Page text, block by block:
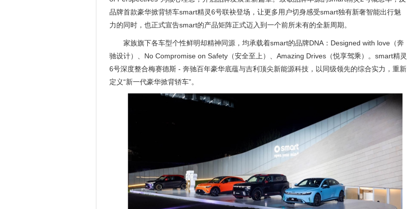
品牌首款豪华掀背轿车smart精灵6号联袂登场，让更多用户切身感受smart独有新奢智能出行魅
力的同时，也正式宣告smart的产品矩阵正式迈入到一个前所未有的全新周期。
家族旗下各车型个性鲜明却精神同源，均承载着smart的品牌DNA：Designed with love（奔
驰设计）、No Compromise on Safety（安全至上）、Amazing Drives（悦享驾乘）。smart精灵
6号深度整合梅赛德斯 - 奔驰百年豪华底蕴与吉利顶尖新能源科技，以同级领先的综合实力，重新
定义“新一代豪华掀背轿车”。